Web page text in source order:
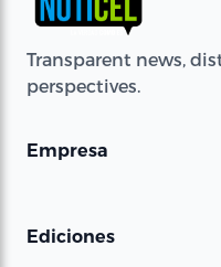
Transparent news,
perspectives.
Empresa
Ediciones